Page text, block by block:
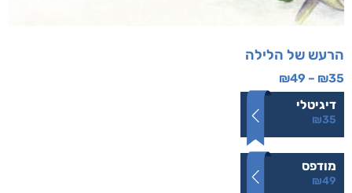
הרעש של הלילה
₪35
–
₪49
דיגיטלי
₪35
מודפס
₪49